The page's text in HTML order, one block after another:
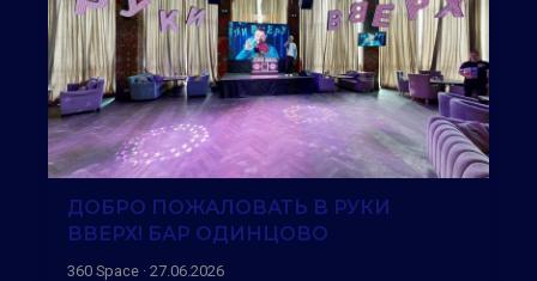
ДОБРО ПОЖАЛОВАТЬ В РУКИ
ВВЕРХ! БАР ОДИНЦОВО
360 Space · 27.06.2026